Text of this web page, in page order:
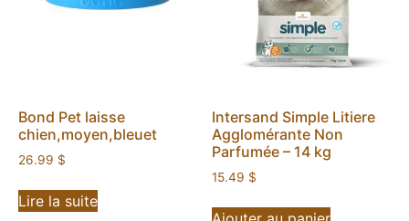
Bond Pet laisse
chien,moyen,bleuet
26.99 $
Lire la suite
Intersand Simple Litiere
Agglomérante Non
Parfumée – 14 kg
15.49 $